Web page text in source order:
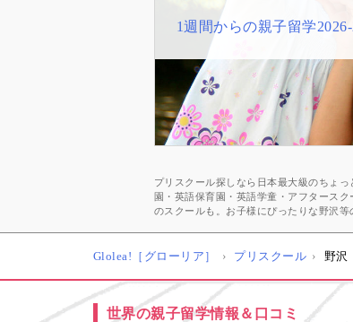
1週間からの親子留学
子供向けオンライン英会話
おすすめ★英語プリスク
スペシャルゲストメッセ
久保純子さん
井川好ニ 教育学博士イン
幼少期に海外経験をする良
プリスクール探しなら日本最大級のちょ
園・英語保育園・英語学童・アフタース
のスクールも。お子様にぴったりな野沢
Glolea!［グローリア］ プリスクール 野沢
世界の親子留学情報＆口コミ